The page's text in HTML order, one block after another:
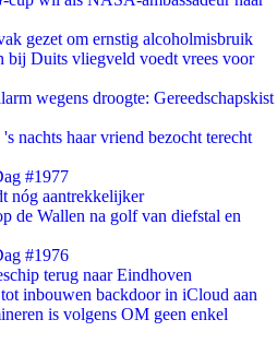
gezet om ernstig alcoholmisbruik
bij Duits vliegveld voedt vrees voor
wegens droogte: Gereedschapskist
nachts haar vriend bezocht terecht
#1977
nóg aantrekkelijker
de Wallen na golf van diefstal en
#1976
terug naar Eindhoven
inbouwen backdoor in iCloud aan
is volgens OM geen enkel